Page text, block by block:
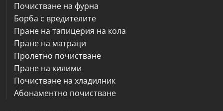
Почистване на фурна
Борба с вредителите
Пране на тапицерия на кола
Пране на матраци
Пролетно почистване
Пране на килими
Почистване на хладилник
Абонаментно почистване